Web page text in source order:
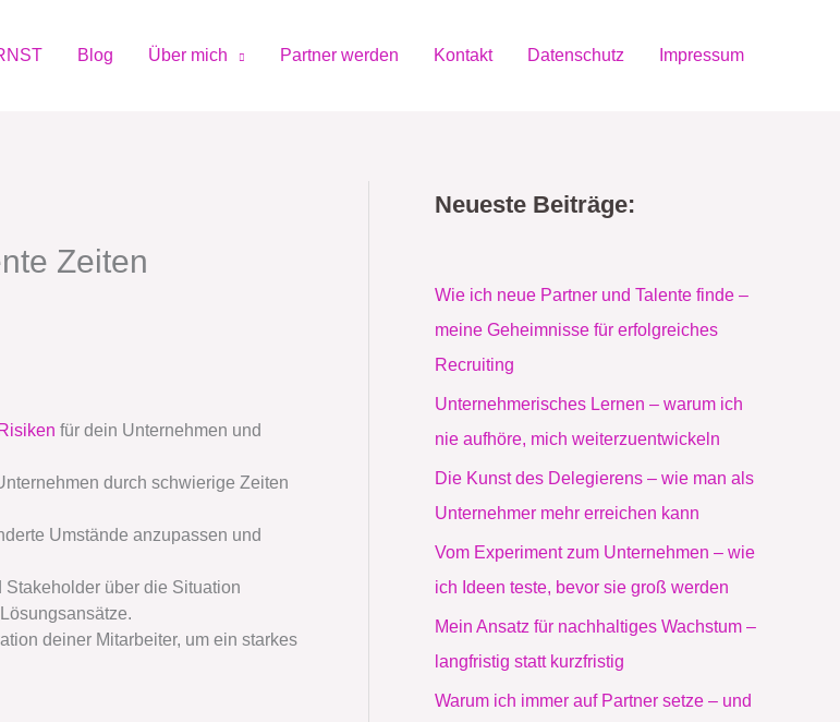
Blog Über mich Partner werden Kontakt Datenschutz Impressum
Zeiten
Risiken für dein Unternehmen und
durch schwierige Zeiten
Umstände anzupassen und
Stakeholder über die Situation
deiner Mitarbeiter, um ein starkes
Neueste Beiträge:
Wie ich neue Partner und Talente finde –
meine Geheimnisse für erfolgreiches
Recruiting
Unternehmerisches Lernen – warum ich
nie aufhöre, mich weiterzuentwickeln
Die Kunst des Delegierens – wie man als
Unternehmer mehr erreichen kann
Vom Experiment zum Unternehmen – wie
ich Ideen teste, bevor sie groß werden
Mein Ansatz für nachhaltiges Wachstum –
langfristig statt kurzfristig
Warum ich immer auf Partner setze – und